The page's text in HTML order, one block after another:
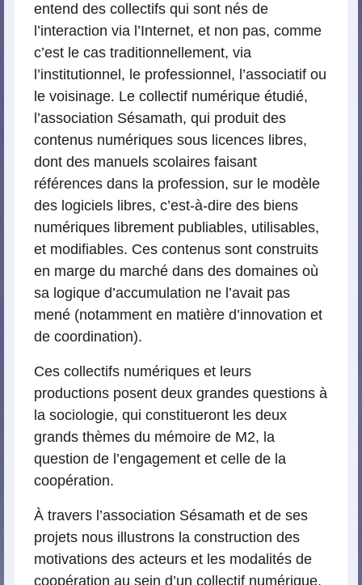
entend des collectifs qui sont nés de
l’interaction via l’Internet, et non pas, comme
c’est le cas traditionnellement, via
l’institutionnel, le professionnel, l’associatif ou
le voisinage. Le collectif numérique étudié,
l’association Sésamath, qui produit des
contenus numériques sous licences libres,
dont des manuels scolaires faisant
références dans la profession, sur le modèle
des logiciels libres, c’est-à-dire des biens
numériques librement publiables, utilisables,
et modifiables. Ces contenus sont construits
en marge du marché dans des domaines où
sa logique d’accumulation ne l’avait pas
mené (notamment en matière d’innovation et
de coordination).
Ces collectifs numériques et leurs
productions posent deux grandes questions à
la sociologie, qui constitueront les deux
grands thèmes du mémoire de M2, la
question de l’engagement et celle de la
coopération.
À travers l’association Sésamath et de ses
projets nous illustrons la construction des
motivations des acteurs et les modalités de
coopération au sein d’un collectif numérique.